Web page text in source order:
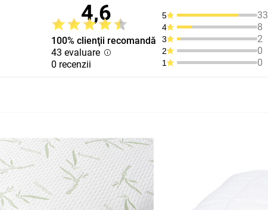
4,6
100% clienţii recomandă
43 evaluare
0 recenzii
5 33
4 8
3 2
2 0
1 0